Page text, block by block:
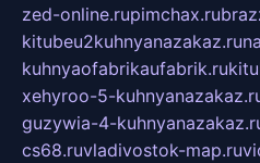
zed-online.rupimchax.ru
kitubeu2kuhnyanazakaz.ru
kuhnyaofabrikaufabrik.ru
xehyroo-5-
guzywia-4-
cs68.ruvladivostok-map.ru